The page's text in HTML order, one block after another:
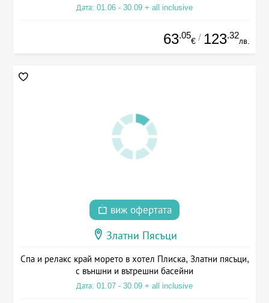
Дата: 01.06 - 30.09 + all inclusive
63.05
€ / 123.32
лв.
виж офертата
Златни Пясъци
Спа и релакс край морето в хотел Плиска, Златни пясъци,
с външни и вътрешни басейни
Дата: 01.07 - 30.09 + all inclusive